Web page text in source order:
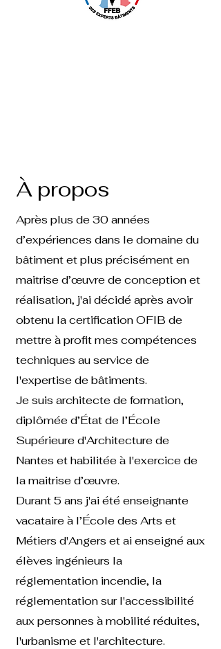
À propos
Après plus de 30 années
d’expériences dans le domaine du
bâtiment et plus précisément en
maitrise d’œuvre de conception et
réalisation, j'ai décidé après avoir
obtenu la certification OFIB de
mettre à profit mes compétences
techniques au service de
l'expertise de bâtiments.
Je suis architecte de formation,
diplômée d’État de l’École
Supérieure d'Architecture de
Nantes et habilitée à l'exercice de
la maitrise d’œuvre.
Durant 5 ans j'ai été enseignante
vacataire à l’École des Arts et
Métiers d'Angers et ai enseigné aux
élèves ingénieurs la
réglementation incendie, la
réglementation sur l'accessibilité
aux personnes à mobilité réduites,
l'urbanisme et l'architecture.